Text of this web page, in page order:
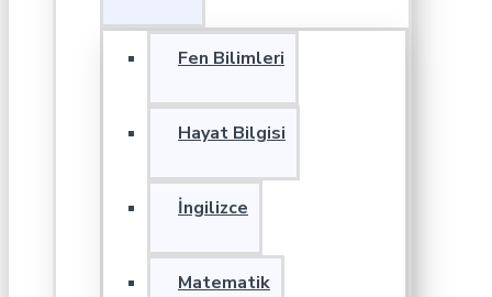
Fen Bilimleri
Hayat Bilgisi
İngilizce
Matematik